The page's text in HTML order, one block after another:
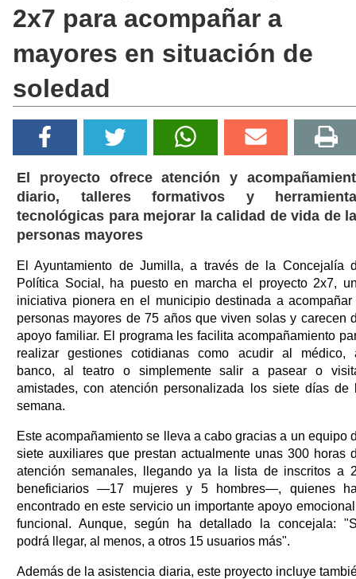
2x7 para acompañar a
mayores en situación de
soledad
El proyecto ofrece atención y
diario, talleres formativos y
tecnológicas para mejorar la calidad de vida de
personas mayores
El Ayuntamiento de Jumilla, a través de la Concejalía
Política Social, ha puesto en marcha el proyecto 2x7,
iniciativa pionera en el municipio destinada a acompañar
personas mayores de 75 años que viven solas y carecen
apoyo familiar. El programa les facilita acompañamiento
realizar gestiones cotidianas como acudir al médico,
banco, al teatro o simplemente salir a pasear o
amistades, con atención personalizada los siete días de
semana.
Este acompañamiento se lleva a cabo gracias a un equipo
siete auxiliares que prestan actualmente unas 300 horas
atención semanales, llegando ya la lista de inscritos a
beneficiarios —17 mujeres y 5 hombres—, quienes
encontrado en este servicio un importante apoyo
funcional. Aunque, según ha detallado la concejala:
podrá llegar, al menos, a otros 15 usuarios más".
Además de la asistencia diaria, este proyecto incluye